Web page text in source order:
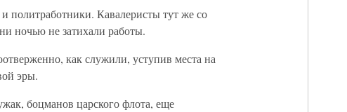
Кавалеристы тут же со
ночью не затихали работы.
как служили, уступив места на
эры.
боцманов царского флота, еще